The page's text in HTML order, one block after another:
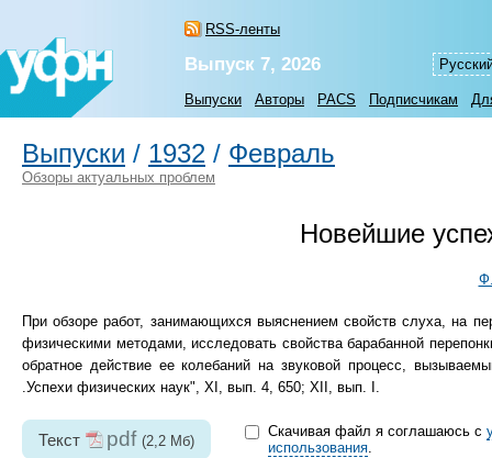
RSS-ленты
Выпуск 7, 2026
Выпуски Авторы PACS Подписчикам
Выпуски / 1932 / Февраль
Обзоры актуальных проблем
Новейшие
При обзоре работ, занимающихся выяснением свойств слуха, на
физическими методами, исследовать свойства барабанной
обратное действие ее колебаний на звуковой процесс,
.Успехи физических наук", XI, вып. 4, 650; XII, вып. I.
Текст pdf (2,2 Мб)
Скачивая файл я соглашаюсь с
использования.